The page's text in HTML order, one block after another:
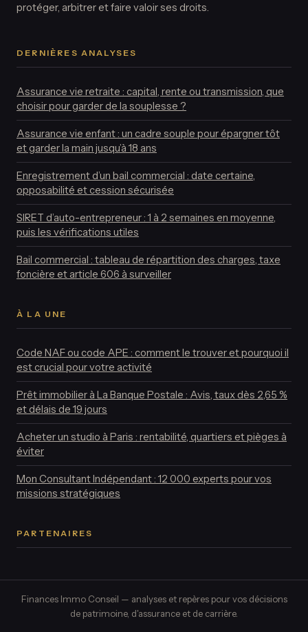
protéger, arbitrer et faire valoir ses droits.
DERNIÈRES ANALYSES
Assurance vie retraite : capital, rente ou transmission, que
choisir pour garder de la souplesse ?
Assurance vie enfant : un cadre souple pour épargner tôt
et garder la main jusqu’à 18 ans
Enregistrement d’un bail commercial : date certaine,
opposabilité et cession sécurisée
SIRET d’auto-entrepreneur : 1 à 2 semaines en moyenne,
puis les vérifications utiles
Bail commercial : tableau de répartition des charges, taxe
foncière et article 606 à surveiller
À LA UNE
Code NAF ou code APE : comment le trouver et pourquoi il
est crucial pour votre activité
Prêt immobilier à La Banque Postale : Avis, taux dès 2,65 %
et délais de 19 jours
Acheter un studio à Paris : rentabilité, quartiers et pièges à
éviter
Mon Consultant Indépendant : 12 000 experts pour vos
missions stratégiques
PARTENAIRES
Finances Immo Conseil — analyses et repères pour vos décisions
de patrimoine, d'assurance et de carrière.